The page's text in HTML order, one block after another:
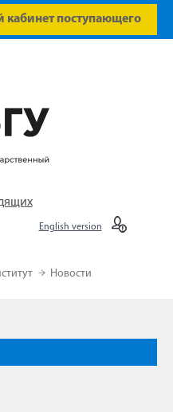
кабинет поступающего
English version
Новости